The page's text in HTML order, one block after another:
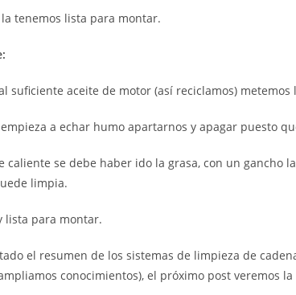
tenemos lista para montar.
suficiente aceite de motor (así reciclamos)
a echar humo apartarnos y apagar puesto
caliente se debe haber ido la grasa, con un gancho
limpia.
lista para montar.
el resumen de los sistemas de limpieza de
conocimientos), el próximo post veremos